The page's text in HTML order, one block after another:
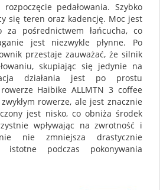
pedałowania. Szybko
się teren oraz kadencję. Moc jest
za pośrednictwem łańcucha, co
jest niezwykle płynne. Po
przestaje zauważać, że silnik
skupiając się jedynie na
działania jest po prostu
Haibike ALLMTN 3 coffee
rowerze, ale jest znacznie
jest nisko, co obniża środek
wpływając na zwrotność i
nie zmniejsza drastycznie
podczas pokonywania